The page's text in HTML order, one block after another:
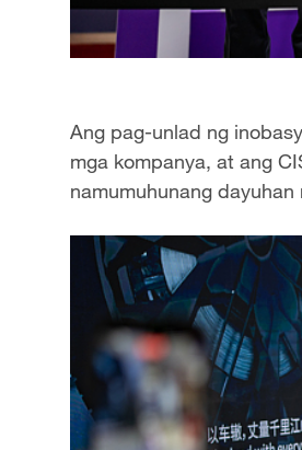
Ang pag-unlad ng
mga kompanya, at ang
namumuhunang